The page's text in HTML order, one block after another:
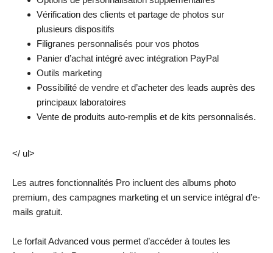
Vérification des clients et partage de photos sur
plusieurs dispositifs
Filigranes personnalisés pour vos photos
Panier d’achat intégré avec intégration PayPal
Outils marketing
Possibilité de vendre et d’acheter des leads auprès des
principaux laboratoires
Vente de produits auto-remplis et de kits personnalisés.
</ ul>
Les autres fonctionnalités Pro incluent des albums photo
premium, des campagnes marketing et un service intégral d’e-
mails gratuit.
Le forfait Advanced vous permet d’accéder à toutes les